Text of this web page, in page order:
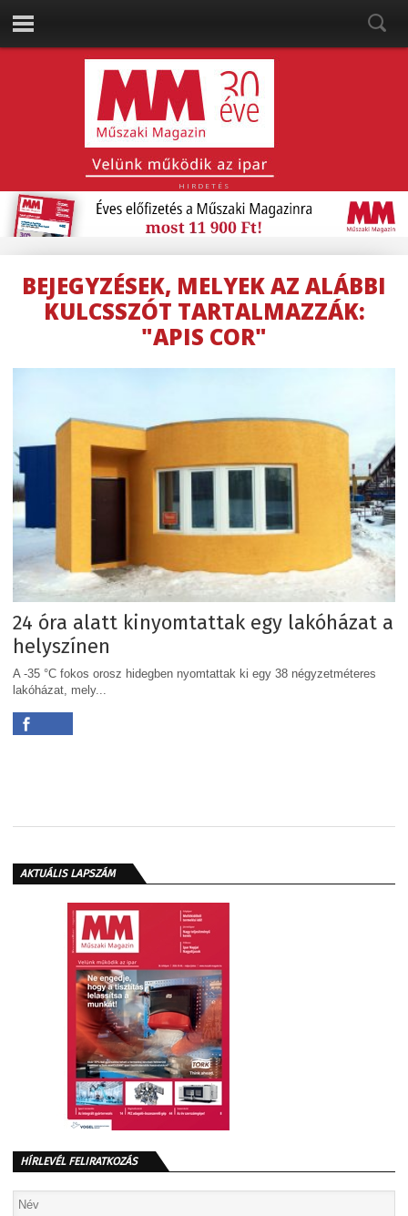
HIRDETÉS
BEJEGYZÉSEK, MELYEK AZ ALÁBBI
KULCSSZÓT TARTALMAZZÁK:
"APIS COR"
24 óra alatt kinyomtattak egy lakóházat a
helyszínen
A -35 °C fokos orosz hidegben nyomtattak ki egy 38 négyzetméteres
lakóházat, mely...
AKTUÁLIS LAPSZÁM
HÍRLEVÉL FELIRATKOZÁS